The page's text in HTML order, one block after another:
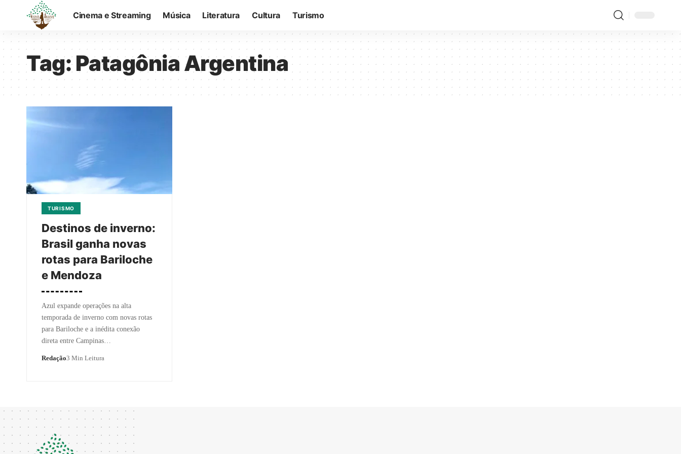
Cinema e Streaming Música Literatura Cultura Turismo
Tag:Patagônia Argentina
TURISMO
Destinos de inverno:
Brasil ganha novas
rotas para Bariloche
e Mendoza
Azul expande operações na alta
temporada de inverno com novas rotas
para Bariloche e a inédita conexão
direta entre Campinas…
Redação3 Min Leitura